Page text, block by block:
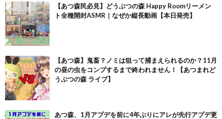
【あつ森民必見】どうぶつの森 Happy Roomリーメン
ト全種開封ASMR｜なぜか縦長動画【本日発売】
【あつ森】鬼畜？ノミは狙って捕まえられるのか？11月
の昼の虫をコンプするまで終われません！【あつまれど
うぶつの森 ライブ】
あつ森、1月アプデを前に4年ぶりにアレが先行アプデ更